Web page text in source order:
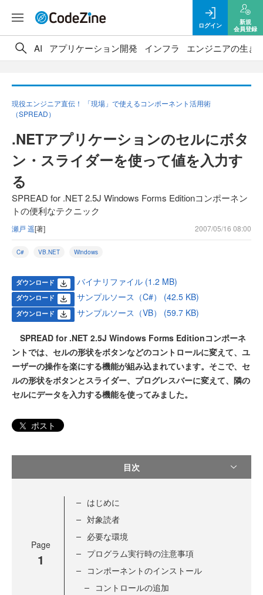
ログイン
新規
会員登録
AI アプリケーション開発 インフラ エンジニアの生き
現役エンジニア直伝！ 「現場」で使えるコンポーネント活用術
（SPREAD）
.NETアプリケーションのセルにボタ
ン・スライダーを使って値を入力す
る
SPREAD for .NET 2.5J Windows Forms Editionコンポーネン
トの便利なテクニック
瀬戸 遥[著] 2007/05/16 08:00
C# VB.NET Windows
ダウンロード バイナリファイル (1.2 MB)
ダウンロード サンプルソース（C#） (42.5 KB)
ダウンロード サンプルソース（VB） (59.7 KB)
SPREAD for .NET 2.5J Windows Forms Editionコンポーネ
ントでは、セルの形状をボタンなどのコントロールに変えて、ユ
ーザーの操作を楽にする機能が組み込まれています。そこで、セ
ルの形状をボタンとスライダー、プログレスバーに変えて、隣の
セルにデータを入力する機能を使ってみました。
ポスト
目次
Page
1
はじめに
対象読者
必要な環境
プログラム実行時の注意事項
コンポーネントのインストール
コントロールの追加